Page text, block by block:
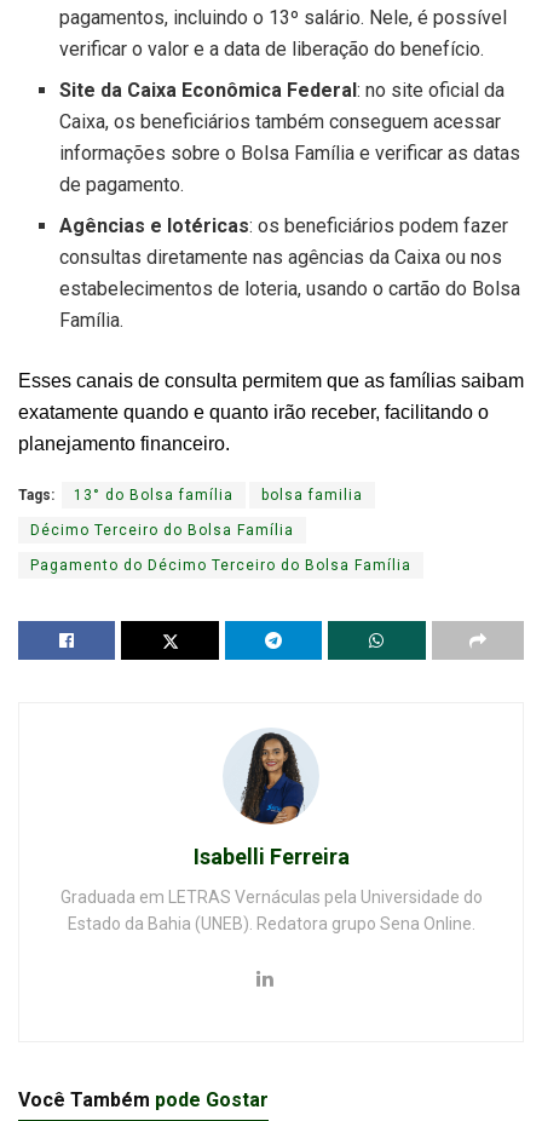
pagamentos, incluindo o 13º salário. Nele, é possível
verificar o valor e a data de liberação do benefício.
Site da Caixa Econômica Federal: no site oficial da
Caixa, os beneficiários também conseguem acessar
informações sobre o Bolsa Família e verificar as datas
de pagamento.
Agências e lotéricas: os beneficiários podem fazer
consultas diretamente nas agências da Caixa ou nos
estabelecimentos de loteria, usando o cartão do Bolsa
Família.
Esses canais de consulta permitem que as famílias saibam
exatamente quando e quanto irão receber, facilitando o
planejamento financeiro.
Tags: 13° do Bolsa família bolsa familia
Décimo Terceiro do Bolsa Família
Pagamento do Décimo Terceiro do Bolsa Família
Isabelli Ferreira
Graduada em LETRAS Vernáculas pela Universidade do
Estado da Bahia (UNEB). Redatora grupo Sena Online.
Você Também pode Gostar